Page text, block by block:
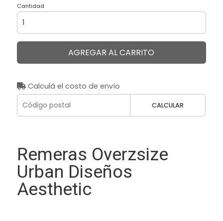
Cantidad
AGREGAR AL CARRITO
Calculá el costo de envío
CALCULAR
Remeras Overzsize
Urban Diseños
Aesthetic